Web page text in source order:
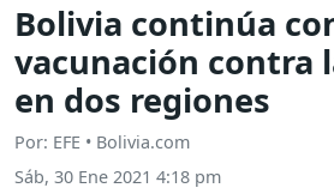
Bolivia continúa
vacunación contra
en dos regiones
Por: EFE • Bolivia.com
Sáb, 30 Ene 2021 4:18 pm